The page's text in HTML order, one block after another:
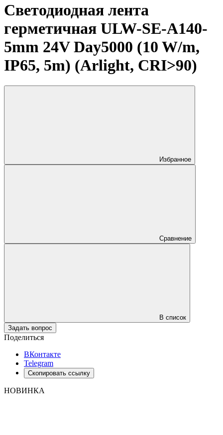
Светодиодная лента
герметичная ULW-SE-A140-
5mm 24V Day5000 (10 W/m,
IP65, 5m) (Arlight, CRI>90)
Избранное
Сравнение
В список
Задать вопрос
Поделиться
ВКонтакте
Telegram
Скопировать ссылку
НОВИНКА